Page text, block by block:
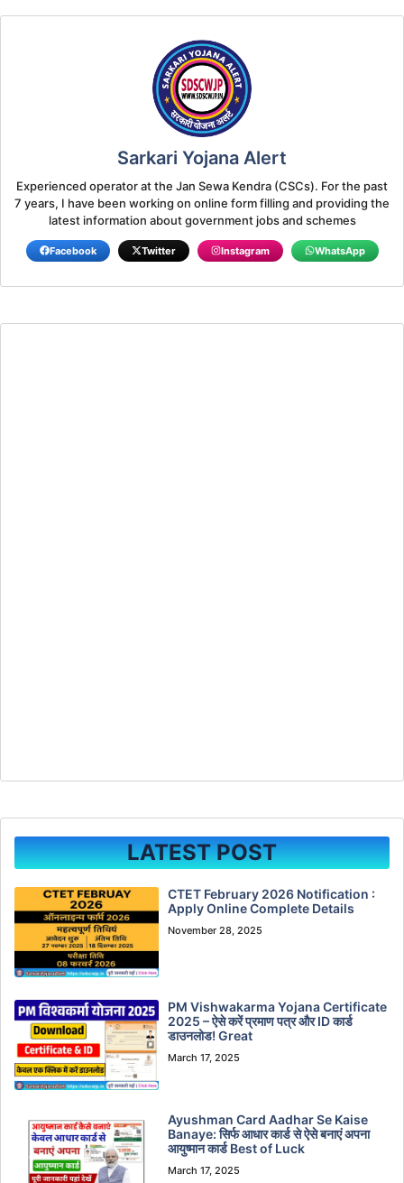
e s gr
m
er l
y gl
at
e
Sarkari Yojana Alert
Experienced operator at the Jan Sewa Kendra (CSCs). For the past
7 years, I have been working on online form filling and providing the
latest information about government jobs and schemes
Facebook Twitter Instagram WhatsApp
LATEST POST
CTET February 2026 Notification :
Apply Online Complete Details
November 28, 2025
PM Vishwakarma Yojana Certificate
2025 – ऐसे करें प्रमाण पत्र और ID कार्ड
डाउनलोड! Great
March 17, 2025
Ayushman Card Aadhar Se Kaise
Banaye: सिर्फ आधार कार्ड से ऐसे बनाएं अपना
आयुष्मान कार्ड Best of Luck
March 17, 2025